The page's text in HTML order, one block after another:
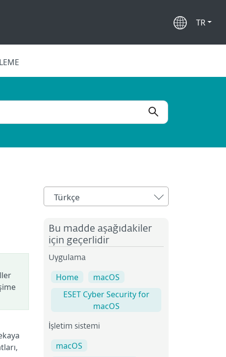
TR
Türkçe
Bu madde aşağıdakiler
için geçerlidir
Uygulama
Home
macOS
ESET Cyber Security for
macOS
İşletim sistemi
macOS